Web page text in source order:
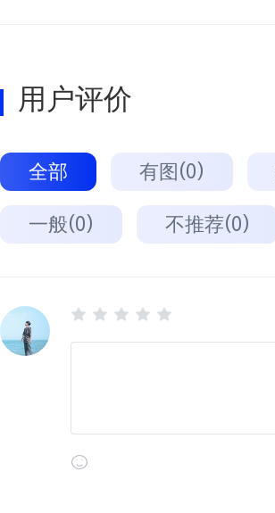
用户评价
全部 有图(0)
一般(0) 不推荐(0)